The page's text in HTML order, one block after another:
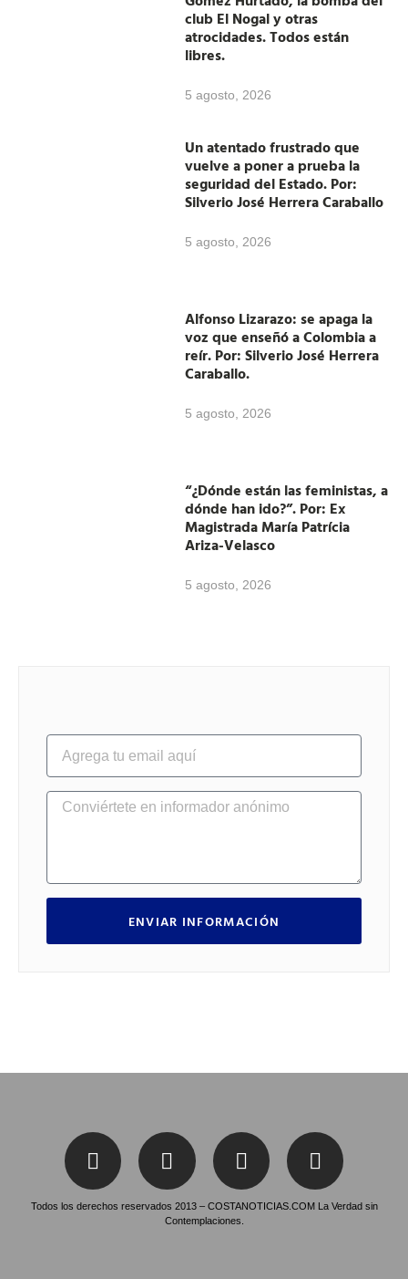
club El Nogal y otras
atrocidades. Todos están
libres.
5 agosto, 2026
Un atentado frustrado que
vuelve a poner a prueba la
seguridad del Estado. Por:
Silverio José Herrera Caraballo
5 agosto, 2026
Alfonso Lizarazo: se apaga la
voz que enseñó a Colombia a
reír. Por: Silverio José Herrera
Caraballo.
5 agosto, 2026
“¿Dónde están las feministas, a
dónde han ido?”. Por: Ex
Magistrada María Patrícia
Ariza-Velasco
5 agosto, 2026
ENVIAR INFORMACIÓN
Todos los derechos reservados 2013 – COSTANOTICIAS.COM La Verdad sin
Contemplaciones.